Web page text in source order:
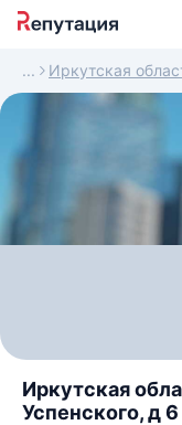
Иркутская
Иркутская
Успенского, д 6